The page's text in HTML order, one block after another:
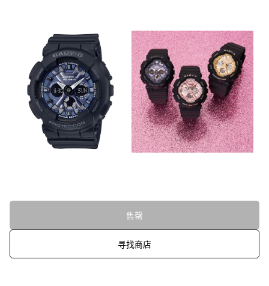
售罄
寻找商店